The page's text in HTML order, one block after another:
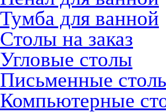
Тумба для ванной
Столы на заказ
Угловые столы
Письменные
Компьютерные